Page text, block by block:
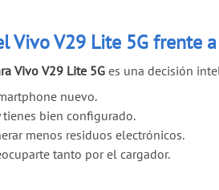
Vivo V29 Lite 5G frente
Vivo V29 Lite 5G es una decisión
nuevo.
bien configurado.
menos residuos electrónicos.
tanto por el cargador.